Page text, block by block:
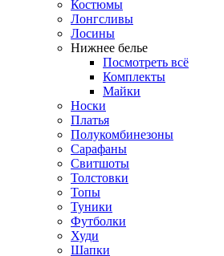
Костюмы
Лонгсливы
Лосины
Нижнее белье
Посмотреть всё
Комплекты
Майки
Носки
Платья
Полукомбинезоны
Сарафаны
Свитшоты
Толстовки
Топы
Туники
Футболки
Худи
Шапки